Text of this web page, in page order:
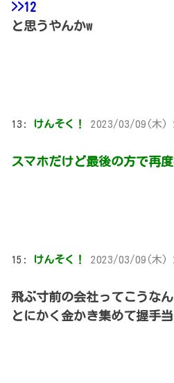
>>12
と思うやんかw
13: けんそく！ 2023/03/09(木)
スマホだけど最後の方で再
15: けんそく！ 2023/03/09(木)
飛ぶ寸前の会社ってこうな
とにかく金かき集めて握手